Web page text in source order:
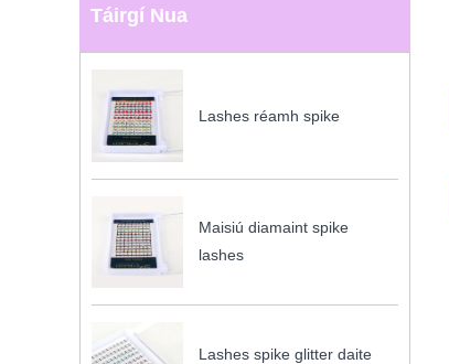
Táirgí Nua
Lashes réamh spike
Maisiú diamaint spike
lashes
Lashes spike glitter daite